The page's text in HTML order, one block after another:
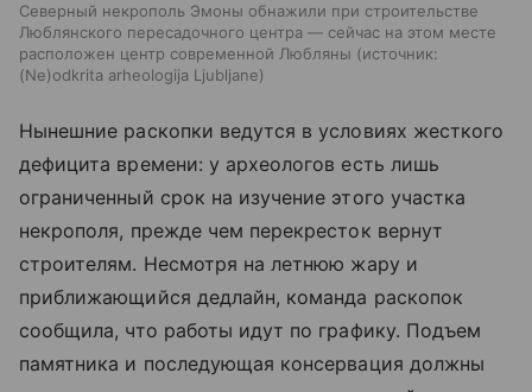
Северный некрополь Эмоны обнажили при строительстве
Люблянского пересадочного центра — сейчас на этом месте
расположен центр современной Любляны
источник:
(Ne)odkrita arheologija Ljubljane
Нынешние раскопки ведутся в условиях жесткого
дефицита времени: у археологов есть лишь
ограниченный срок на изучение этого участка
некрополя, прежде чем перекресток вернут
строителям. Несмотря на летнюю жару и
приближающийся дедлайн, команда раскопок
сообщила, что работы идут по графику. Подъем
памятника и последующая консервация должны